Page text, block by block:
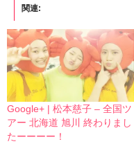
関連
Google+ | 松本慈子 – 全国ツ
アー 北海道 旭川 終わりまし
たーーーー！